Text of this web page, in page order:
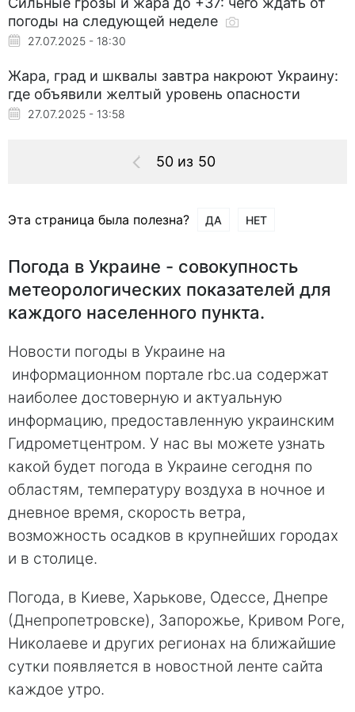
погоды на следующей неделе
27.07.2025 - 18:30
Жара, град и шквалы завтра накроют Украину:
где объявили желтый уровень опасности
27.07.2025 - 13:58
50 из 50
Эта страница была полезна? ДА НЕТ
Погода в Украине - совокупность
метеорологических показателей для
каждого населенного пункта.
Новости погоды в Украине на
информационном портале rbc.ua содержат
наиболее достоверную и актуальную
информацию, предоставленную украинским
Гидрометцентром. У нас вы можете узнать
какой будет погода в Украине сегодня по
областям, температуру воздуха в ночное и
дневное время, скорость ветра,
возможность осадков в крупнейших городах
и в столице.
Погода, в Киеве, Харькове, Одессе, Днепре
(Днепропетровске), Запорожье, Кривом Роге,
Николаеве и других регионах на ближайшие
сутки появляется в новостной ленте сайта
каждое утро.